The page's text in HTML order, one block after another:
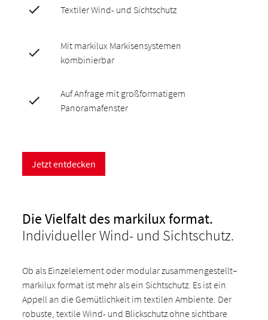
Textiler Wind- und Sichtschutz
Mit markilux Markisensystemen
kombinierbar
Auf Anfrage mit großformatigem
Panoramafenster
Jetzt entdecken
Die Vielfalt des markilux format.
Individueller Wind- und Sichtschutz.
Ob als Einzelelement oder modular zusammengestellt–
markilux format ist mehr als ein Sichtschutz. Es ist ein
Appell an die Gemütlichkeit im textilen Ambiente. Der
robuste, textile Wind- und Blickschutz ohne sichtbare